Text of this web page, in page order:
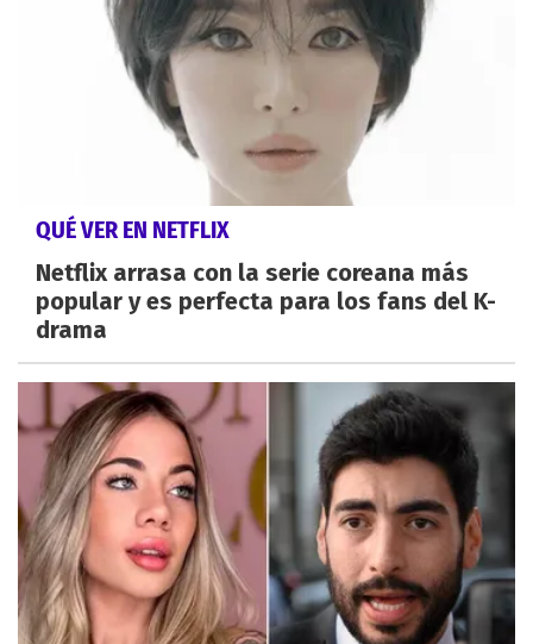
QUÉ VER EN NETFLIX
Netflix arrasa con la serie coreana más
popular y es perfecta para los fans del K-
drama